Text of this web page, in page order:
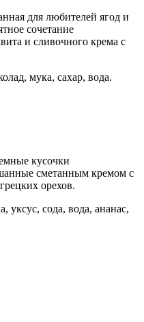
для любителей ягод и
сочетание
и сливочного крема с
мука, сахар, вода.
кусочки
сметанным кремом с
орехов.
уксус, сода, вода, ананас,